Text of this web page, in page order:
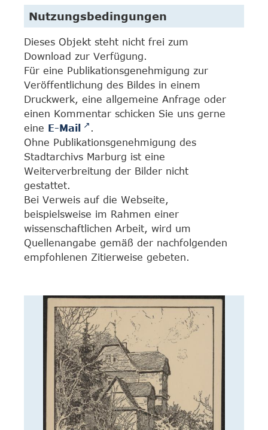
Nutzungsbedingungen
Dieses Objekt steht nicht frei zum
Download zur Verfügung.
Für eine Publikationsgenehmigung zur
Veröffentlichung des Bildes in einem
Druckwerk, eine allgemeine Anfrage oder
einen Kommentar schicken Sie uns gerne
eine E-Mail
.
Ohne Publikationsgenehmigung des
Stadtarchivs Marburg ist eine
Weiterverbreitung der Bilder nicht
gestattet.
Bei Verweis auf die Webseite,
beispielsweise im Rahmen einer
wissenschaftlichen Arbeit, wird um
Quellenangabe gemäß der nachfolgenden
empfohlenen Zitierweise gebeten.